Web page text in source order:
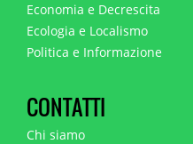
Economia e Decrescita
Ecologia e Localismo
Politica e Informazione
CONTATTI
Chi siamo